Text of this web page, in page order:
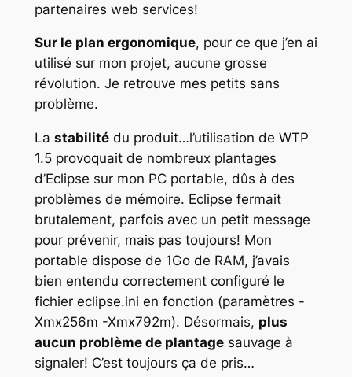
partenaires web services!
Sur le plan ergonomique, pour ce que j’en ai
utilisé sur mon projet, aucune grosse
révolution. Je retrouve mes petits sans
problème.
La stabilitédu produit…l’utilisation de WTP
1.5 provoquait de nombreux plantages
d’Eclipse sur mon PC portable, dûs à des
problèmes de mémoire. Eclipse fermait
brutalement, parfois avec un petit message
pour prévenir, mais pas toujours! Mon
portable dispose de 1Go de RAM, j’avais
bien entendu correctement configuré le
fichier eclipse.ini en fonction (paramètres -
Xmx256m -Xmx792m). Désormais, plus
aucun problème de plantagesauvage à
signaler! C’est toujours ça de pris…